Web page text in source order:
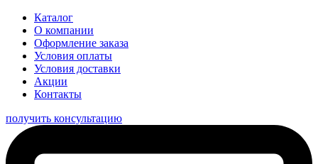
Каталог
О компании
Оформление заказа
Условия оплаты
Условия доставки
Акции
Контакты
получить консультацию